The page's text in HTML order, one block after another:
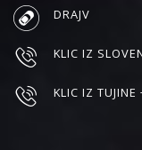
DRAJV
KLIC IZ
KLIC IZ